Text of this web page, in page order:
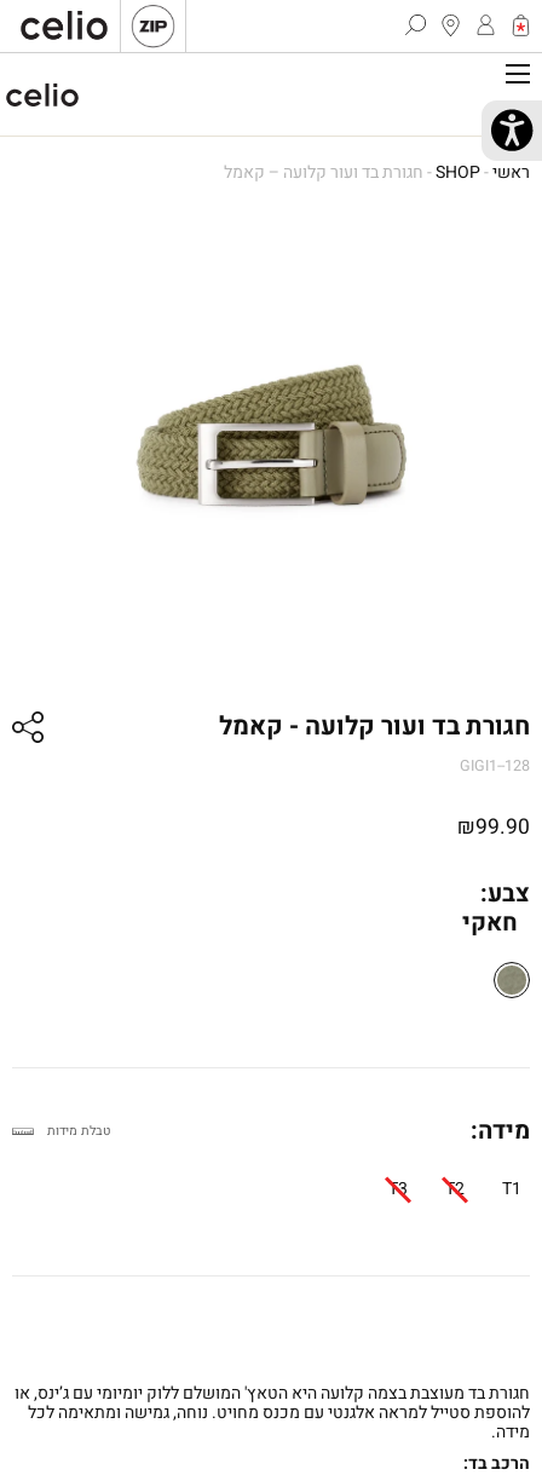
ראשי-
SHOP
-חגורת בד ועור קלועה – קאמל
חגורת בד ועור קלועה - קאמל
GIGI1--128
₪99.90
צבע:
חאקי
מידה:
T1
T2
T3
טבלת מידות
חגורת בד מעוצבת בצמה קלועה היא הטאץ' המושלם ללוק יומיומי עם ג’ינס, או
להוספת סטייל למראה אלגנטי עם מכנס מחויט. נוחה, גמישה ומתאימה לכל
מידה.
הרכב בד: